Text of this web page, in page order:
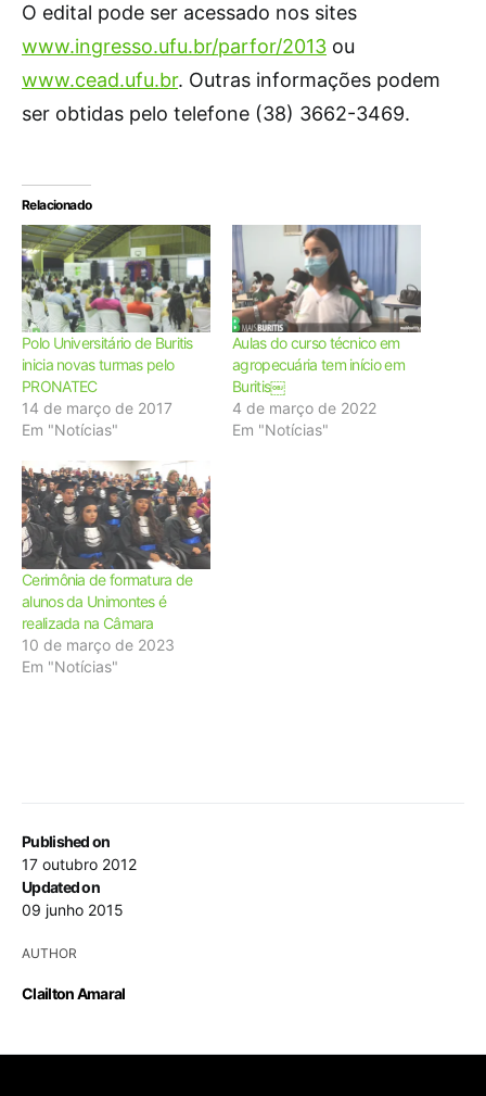
Published on
17 outubro 2012
Updated on
09 junho 2015
AUTHOR
Clailton Amaral
O edital pode ser acessado nos sites
www.ingresso.ufu.br/parfor/2013 ou
www.cead.ufu.br. Outras informações podem
ser obtidas pelo telefone (38) 3662-3469.
Relacionado
Polo Universitário de Buritis
inicia novas turmas pelo
PRONATEC
14 de março de 2017
Em "Notícias"
Aulas do curso técnico em
agropecuária tem início em
Buritis￼
4 de março de 2022
Em "Notícias"
Cerimônia de formatura de
alunos da Unimontes é
realizada na Câmara
10 de março de 2023
Em "Notícias"